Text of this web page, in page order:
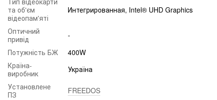
та об'єм
відеопам'яті
Интегрированная, Intel® UHD Graphics
Оптичний
привід
-
Потужність БЖ
400W
Країна-
виробник
Україна
Установлене
ПЗ
FREEDOS